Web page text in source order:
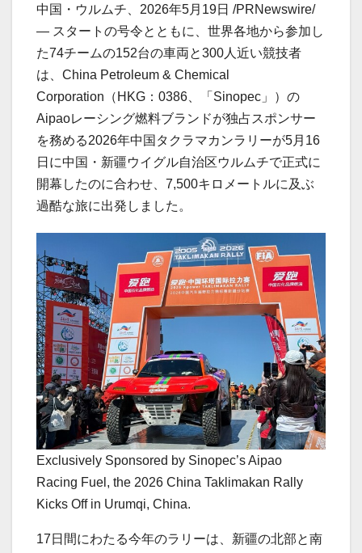
中国・ウルムチ、2026年5月19日 /PRNewswire/
— スタートの号令とともに、世界各地から参加し
た74チームの152台の車両と300人近い競技者
は、China Petroleum & Chemical
Corporation（HKG：0386、「Sinopec」）の
Aipaoレーシング燃料ブランドが独占スポンサー
を務める2026年中国タクラマカンラリーが5月16
日に中国・新疆ウイグル自治区ウルムチで正式に
開幕したのに合わせ、7,500キロメートルに及ぶ
過酷な旅に出発しました。
Exclusively Sponsored by Sinopec’s Aipao
Racing Fuel, the 2026 China Taklimakan Rally
Kicks Off in Urumqi, China.
17日間にわたる今年のラリーは、新疆の北部と南